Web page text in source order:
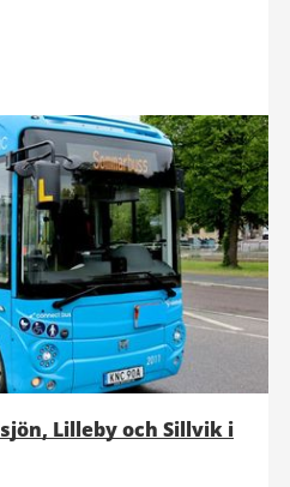
Lilleby och Sillvik i